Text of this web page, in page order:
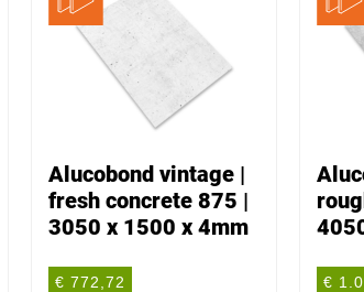
Alucobond vintage |
fresh concrete 875 |
3050 x 1500 x 4mm
€ 772,72 €